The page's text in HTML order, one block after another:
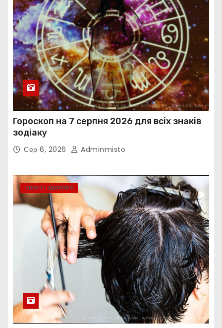
Гороскоп на 7 серпня 2026 для всіх знаків
зодіаку
Сер 6, 2026 Adminmisto
СПОРТ І ЗДОРОВ’Я